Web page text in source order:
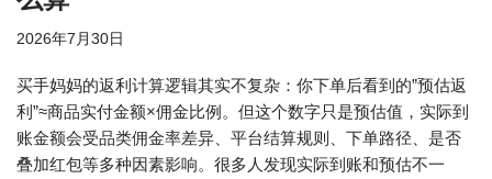
2026年7月30日
买手妈妈的返利计算逻辑其实不复杂：你下单后看到的”预估返
利”≈商品实付金额×佣金比例。但这个数字只是预估值，实际到
账金额会受品类佣金率差异、平台结算规则、下单路径、是否
叠加红包等多种因素影响。很多人发现实际到账和预估不一